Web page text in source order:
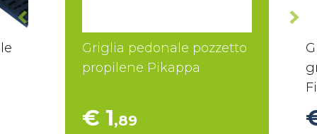
Griglia pedonale pozzetto
propilene Pikappa
€ 1,89